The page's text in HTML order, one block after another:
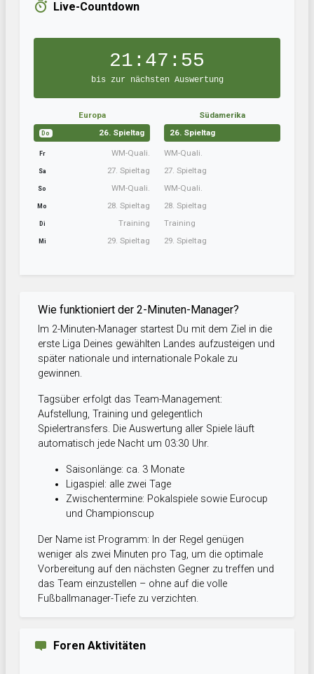
Live-Countdown
21:47:54
bis zur nächsten Auswertung
Europa
Do 26. Spieltag
Fr WM-Quali.
Sa 27. Spieltag
So WM-Quali.
Mo 28. Spieltag
Di Training
Mi 29. Spieltag
Südamerika
26. Spieltag
WM-Quali.
27. Spieltag
WM-Quali.
28. Spieltag
Training
29. Spieltag
Wie funktioniert der 2-Minuten-Manager?
Im 2-Minuten-Manager startest Du mit dem Ziel in die
erste Liga Deines gewählten Landes aufzusteigen und
später nationale und internationale Pokale zu
gewinnen.
Tagsüber erfolgt das Team-Management:
Aufstellung, Training und gelegentlich
Spielertransfers. Die Auswertung aller Spiele läuft
automatisch jede Nacht um 03:30 Uhr.
Saisonlänge: ca. 3 Monate
Ligaspiel: alle zwei Tage
Zwischentermine: Pokalspiele sowie Eurocup
und Championscup
Der Name ist Programm: In der Regel genügen
weniger als zwei Minuten pro Tag, um die optimale
Vorbereitung auf den nächsten Gegner zu treffen und
das Team einzustellen – ohne auf die volle
Fußballmanager-Tiefe zu verzichten.
Foren Aktivitäten